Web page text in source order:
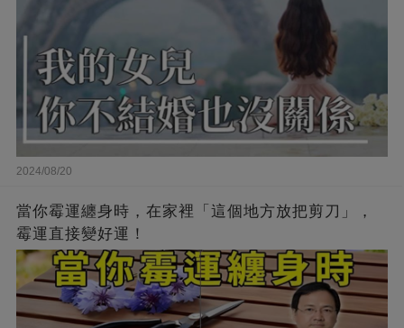
2024/08/20
當你霉運纏身時，在家裡「這個地方放把剪刀」，
霉運直接變好運！